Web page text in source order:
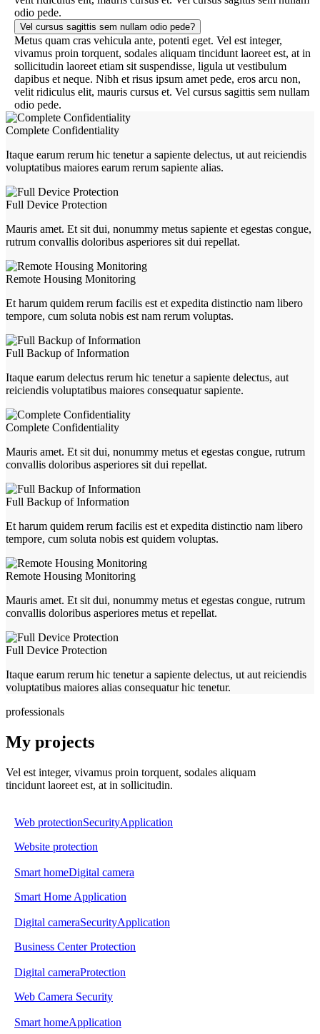
odio pede.
Vel cursus sagittis sem nullam odio pede?
Metus quam cras vehicula ante, potenti eget. Vel est integer,
vivamus proin torquent, sodales aliquam tincidunt laoreet est, at in
sollicitudin laoreet etiam sit suspendisse, ligula ut vestibulum
dapibus et neque. Nibh et risus ipsum amet pede, eros arcu non,
velit ridiculus elit, mauris cursus et. Vel cursus sagittis sem nullam
odio pede.
Complete Confidentiality
Itaque earum rerum hic tenetur a sapiente delectus, ut aut reiciendis
voluptatibus maiores earum rerum sapiente alias.
Full Device Protection
Mauris amet. Et sit dui, nonummy metus sapiente et egestas congue,
rutrum convallis doloribus asperiores sit dui repellat.
Remote Housing Monitoring
Et harum quidem rerum facilis est et expedita distinctio nam libero
tempore, cum soluta nobis est nam rerum voluptas.
Full Backup of Information
Itaque earum delectus rerum hic tenetur a sapiente delectus, aut
reiciendis voluptatibus maiores consequatur sapiente.
Complete Confidentiality
Mauris amet. Et sit dui, nonummy metus et egestas congue, rutrum
convallis doloribus asperiores sit dui repellat.
Full Backup of Information
Et harum quidem rerum facilis est et expedita distinctio nam libero
tempore, cum soluta nobis est quidem voluptas.
Remote Housing Monitoring
Mauris amet. Et sit dui, nonummy metus et egestas congue, rutrum
convallis doloribus asperiores metus et repellat.
Full Device Protection
Itaque earum rerum hic tenetur a sapiente delectus, ut aut reiciendis
voluptatibus maiores alias consequatur hic tenetur.
professionals
My projects
Vel est integer, vivamus proin torquent, sodales aliquam
tincidunt laoreet est, at in sollicitudin.
Web protectionSecurityApplication
Website protection
Smart homeDigital camera
Smart Home Application
Digital cameraSecurityApplication
Business Center Protection
Digital cameraProtection
Web Camera Security
Smart homeApplication